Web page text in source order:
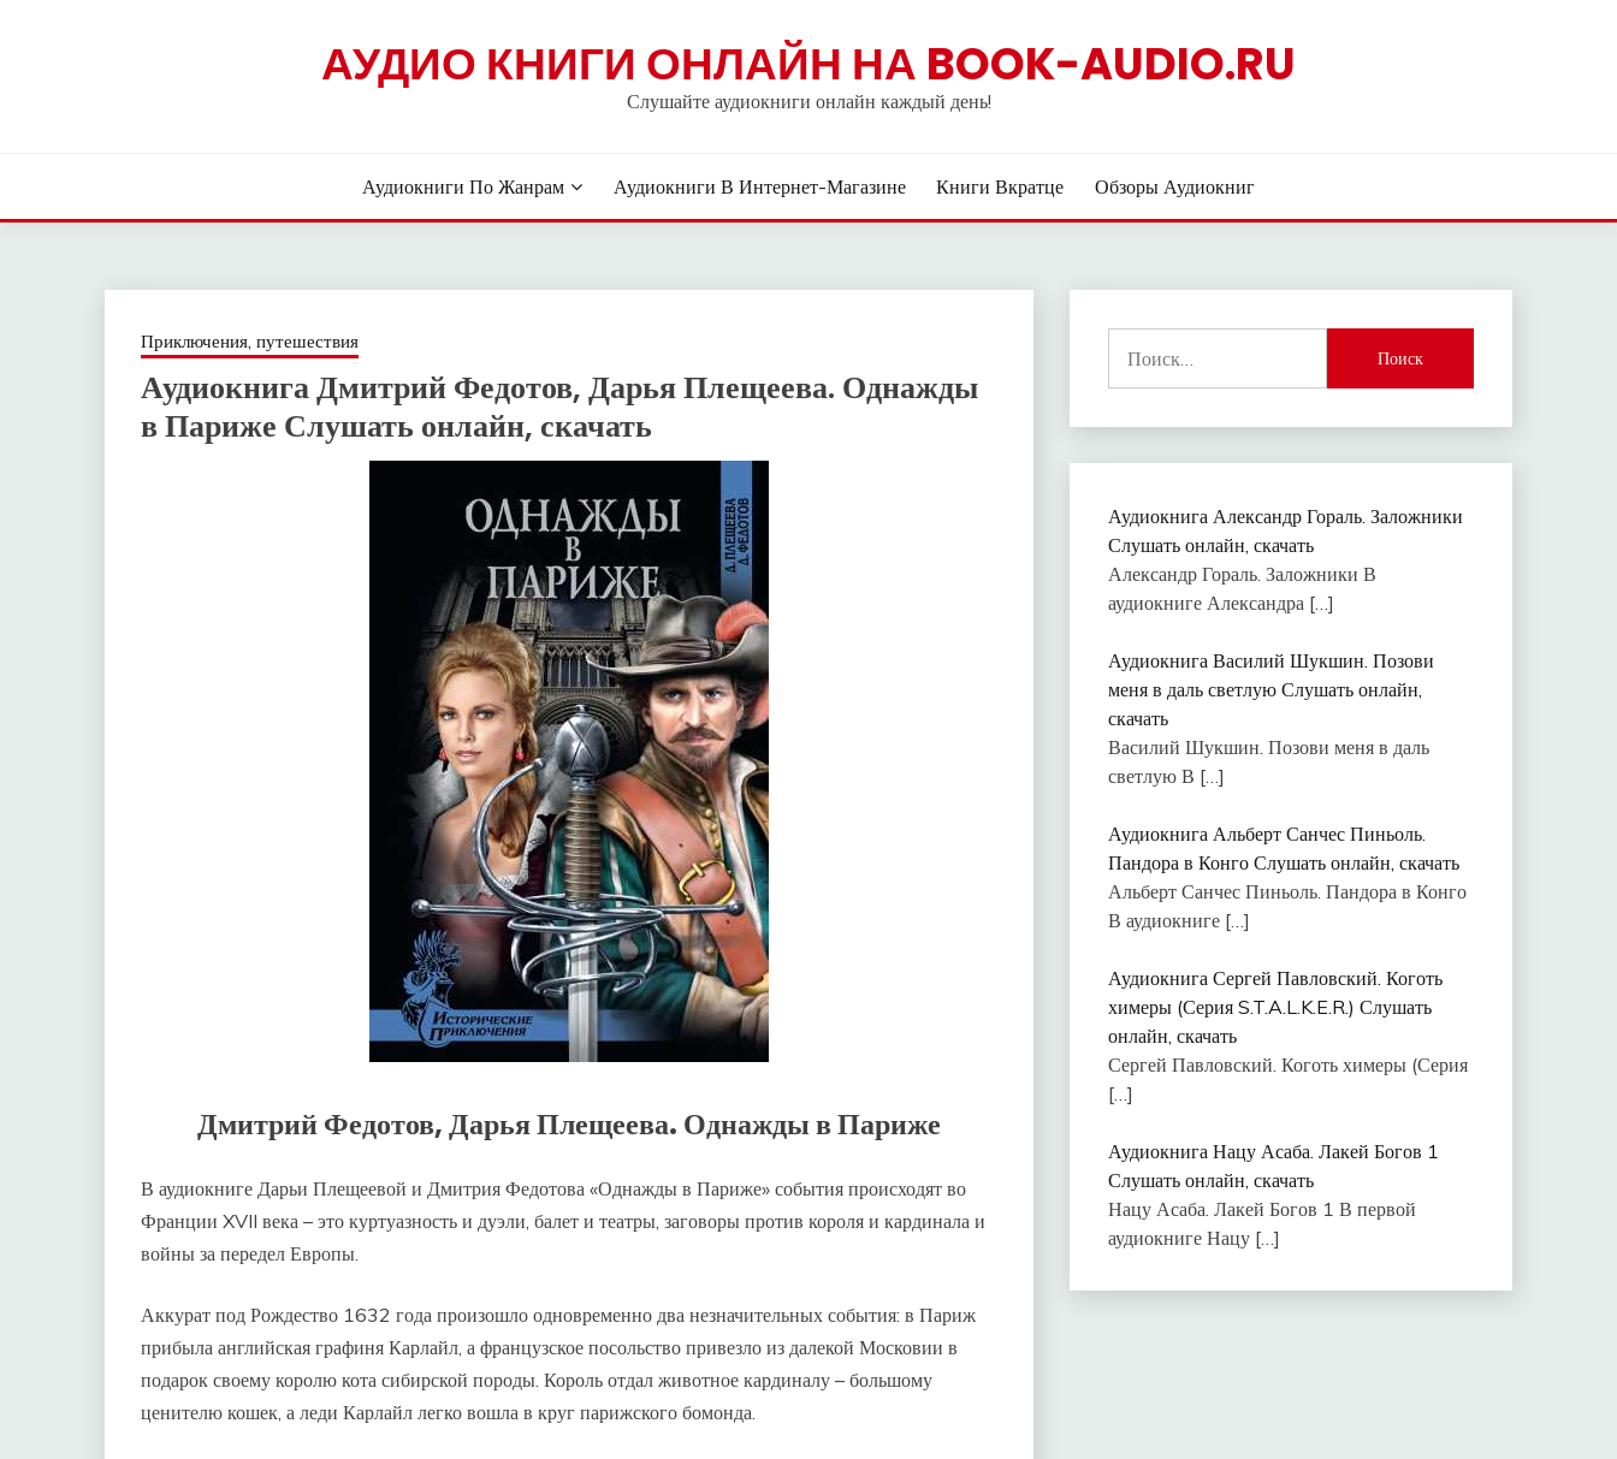
АУДИО КНИГИ ОНЛАЙН НА BOOK-AUDIO.RU
Слушайте аудиокниги онлайн каждый день!
Аудиокниги По Жанрам Аудиокниги В Интернет-Магазине Книги Вкратце Обзоры Аудиокниг
Приключения, путешествия
Аудиокнига Дмитрий Федотов, Дарья Плещеева. Однажды
в Париже Слушать онлайн, скачать
Дмитрий Федотов, Дарья Плещеева. Однажды в Париже
В аудиокниге Дарьи Плещеевой и Дмитрия Федотова «Однажды в Париже» события происходят во
Франции XVII века – это куртуазность и дуэли, балет и театры, заговоры против короля и кардинала и
войны за передел Европы.
Аккурат под Рождество 1632 года произошло одновременно два незначительных события: в Париж
прибыла английская графиня Карлайл, а французское посольство привезло из далекой Московии в
подарок своему королю кота сибирской породы. Король отдал животное кардиналу – большому
ценителю кошек, а леди Карлайл легко вошла в круг парижского бомонда.
Аудиокнига Александр Гораль. Заложники
Слушать онлайн, скачать
Александр Гораль. Заложники В
аудиокниге Александра […]
Аудиокнига Василий Шукшин. Позови
меня в даль светлую Слушать онлайн,
скачать
Василий Шукшин. Позови меня в даль
светлую В […]
Аудиокнига Альберт Санчес Пиньоль.
Пандора в Конго Слушать онлайн, скачать
Альберт Санчес Пиньоль. Пандора в Конго
В аудиокниге […]
Аудиокнига Сергей Павловский. Коготь
химеры (Серия S.T.A.L.K.E.R.) Слушать
онлайн, скачать
Сергей Павловский. Коготь химеры (Серия
[…]
Аудиокнига Нацу Асаба. Лакей Богов 1
Слушать онлайн, скачать
Нацу Асаба. Лакей Богов 1 В первой
аудиокниге Нацу […]